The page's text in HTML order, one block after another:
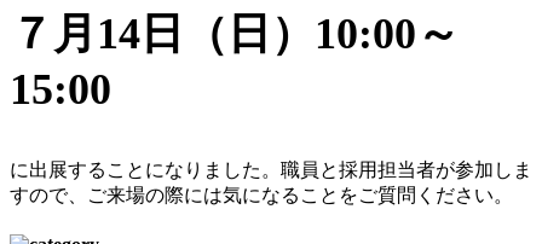
７月14日（日）10:00～
15:00
に出展することになりました。職員と採用担当者が参加しま
すので、ご来場の際には気になることをご質問ください。